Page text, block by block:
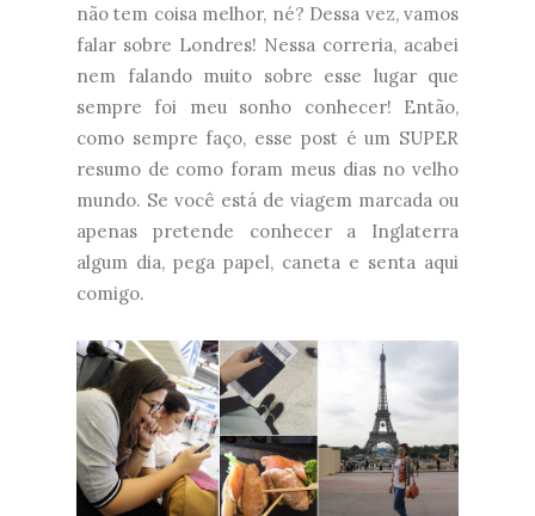
não tem coisa melhor, né? Dessa vez, vamos
falar sobre Londres! Nessa correria, acabei
nem falando muito sobre esse lugar que
sempre foi meu sonho conhecer! Então,
como sempre faço, esse post é um SUPER
resumo de como foram meus dias no velho
mundo. Se você está de viagem marcada ou
apenas pretende conhecer a Inglaterra
algum dia, pega papel, caneta e senta aqui
comigo.